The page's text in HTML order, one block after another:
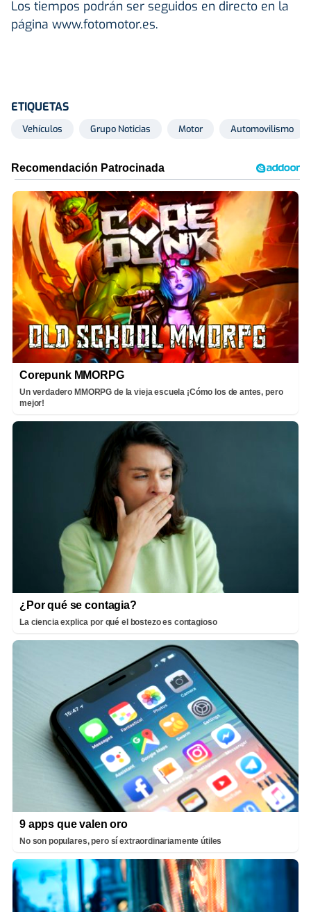
Los tiempos podrán ser seguidos en directo en la
página www.fotomotor.es.
ETIQUETAS
Vehículos Grupo Noticias Motor Automovilismo
Corepunk MMORPG
Un verdadero MMORPG de la vieja escuela ¡Cómo los de antes, pero
mejor!
¿Por qué se contagia?
La ciencia explica por qué el bostezo es contagioso
9 apps que valen oro
No son populares, pero sí extraordinariamente útiles